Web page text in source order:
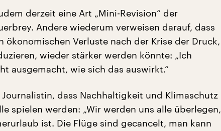
derzeit eine Art „Mini-Revision“ der
Andere wiederum verweisen darauf, dass
ökonomischen Verluste nach der Krise der Druck,
wieder stärker werden könnte: „Ich
ausgemacht, wie sich das auswirkt.“
dass Nachhaltigkeit und Klimaschutz
spielen werden: „Wir werden uns alle überlegen,
ist. Die Flüge sind gecancelt, man kann